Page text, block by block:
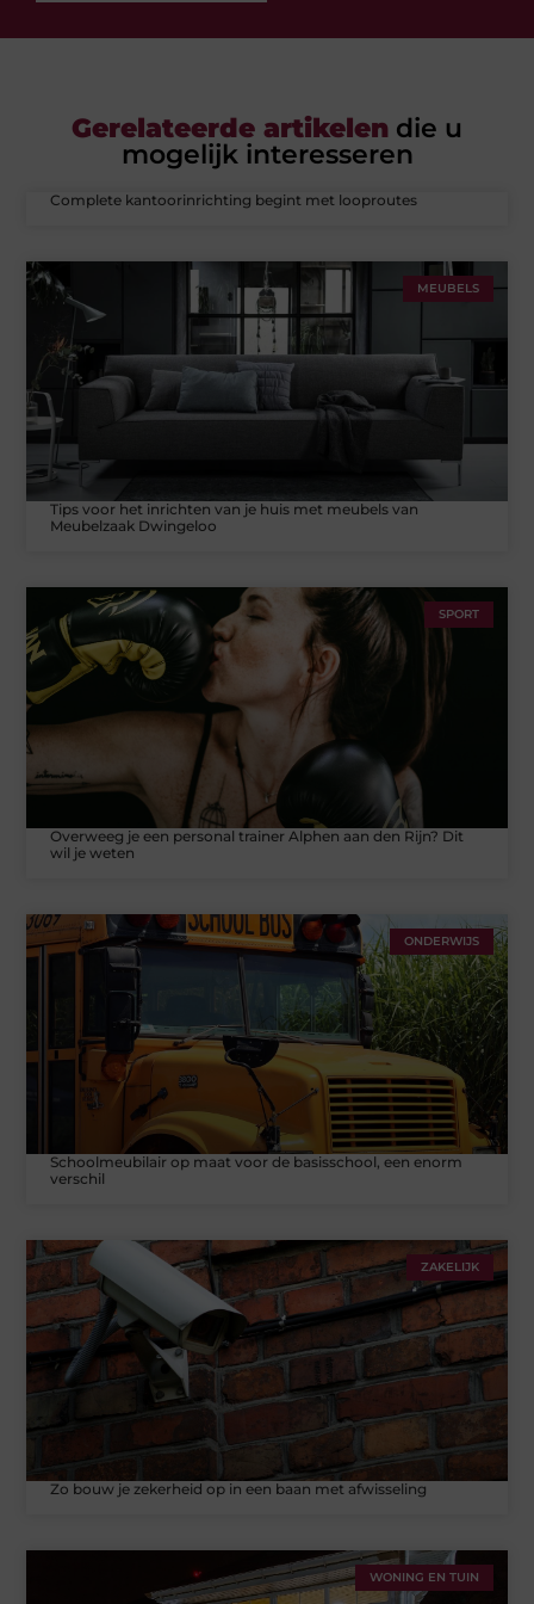
Gerelateerde artikelen die u
mogelijk interesseren
Complete kantoorinrichting begint met looproutes
MEUBELS
Tips voor het inrichten van je huis met meubels van
Meubelzaak Dwingeloo
SPORT
Overweeg je een personal trainer Alphen aan den Rijn? Dit
wil je weten
ONDERWIJS
Schoolmeubilair op maat voor de basisschool, een enorm
verschil
ZAKELIJK
Zo bouw je zekerheid op in een baan met afwisseling
WONING EN TUIN